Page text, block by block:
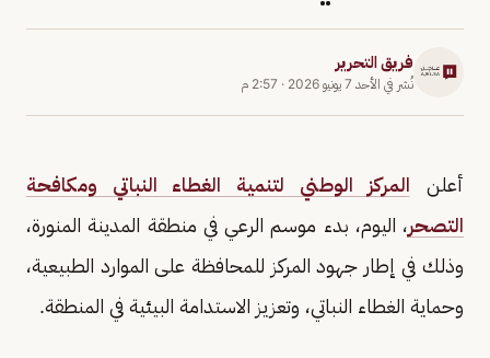
فريق التحرير
نُشر في الأحد 7 يونيو 2026 · 2:57 م
أعلن المركز الوطني لتنمية الغطاء النباتي ومكافحة
التصحر، اليوم، بدء موسم الرعي في منطقة المدينة المنورة،
وذلك في إطار جهود المركز للمحافظة على الموارد الطبيعية،
وحماية الغطاء النباتي، وتعزيز الاستدامة البيئية في المنطقة.